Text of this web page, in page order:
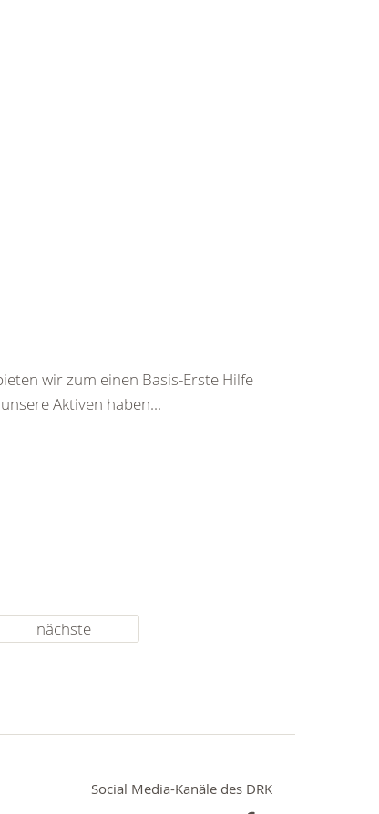
wir zum einen Basis-Erste Hilfe
Aktiven haben...
nächste
Social Media-Kanäle des DRK